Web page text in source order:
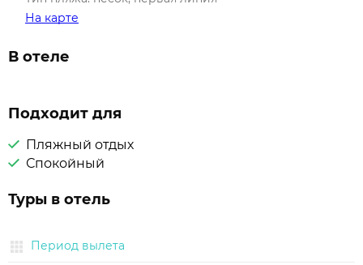
На карте
В отеле
Подходит для
Пляжный отдых
Спокойный
Туры в отель
Период вылета